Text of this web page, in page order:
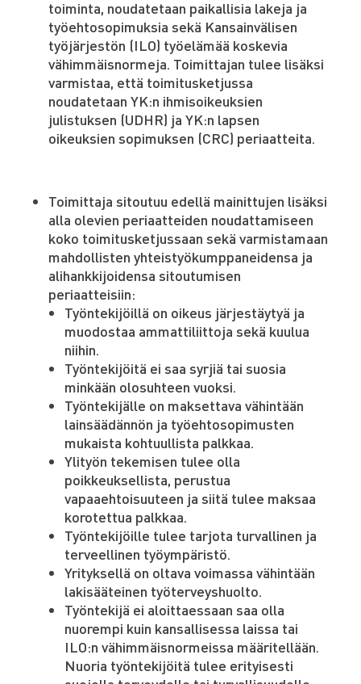
toiminta, noudatetaan paikallisia lakeja ja
työehtosopimuksia sekä Kansainvälisen
työjärjestön (ILO) työelämää koskevia
vähimmäisnormeja. Toimittajan tulee lisäksi
varmistaa, että toimitusketjussa
noudatetaan YK:n ihmisoikeuksien
julistuksen (UDHR) ja YK:n lapsen
oikeuksien sopimuksen (CRC) periaatteita.
Toimittaja sitoutuu edellä mainittujen lisäksi
alla olevien periaatteiden noudattamiseen
koko toimitusketjussaan sekä varmistamaan
mahdollisten yhteistyökumppaneidensa ja
alihankkijoidensa sitoutumisen
periaatteisiin:
Työntekijöillä on oikeus järjestäytyä ja
muodostaa ammattiliittoja sekä kuulua
niihin.
Työntekijöitä ei saa syrjiä tai suosia
minkään olosuhteen vuoksi.
Työntekijälle on maksettava vähintään
lainsäädännön ja työehtosopimusten
mukaista kohtuullista palkkaa.
Ylityön tekemisen tulee olla
poikkeuksellista, perustua
vapaaehtoisuuteen ja siitä tulee maksaa
korotettua palkkaa.
Työntekijöille tulee tarjota turvallinen ja
terveellinen työympäristö.
Yrityksellä on oltava voimassa vähintään
lakisääteinen työterveyshuolto.
Työntekijä ei aloittaessaan saa olla
nuorempi kuin kansallisessa laissa tai
ILO:n vähimmäisnormeissa määritellään.
Nuoria työntekijöitä tulee erityisesti